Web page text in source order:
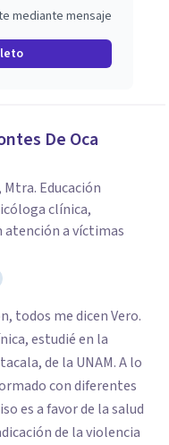
mediante mensaje
De Oca
Educación
clínica,
atención a víctimas
todos me dicen Vero.
estudié en la
de la UNAM. A lo
con diferentes
es a favor de la salud
de la violencia